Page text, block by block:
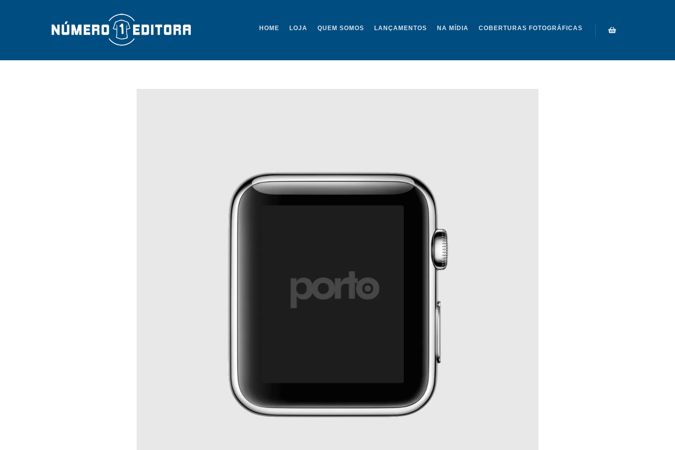
HOME LOJA QUEM SOMOS LANÇAMENTOS NA MÍDIA COBERTURAS FOTOGRÁFICAS